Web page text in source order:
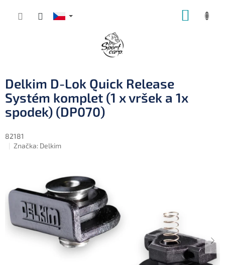
Delkim D-Lok Quick Release
Systém komplet (1 x vršek a 1x
spodek) (DP070)
82181
Značka: Delkim